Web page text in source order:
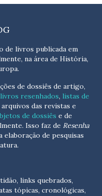
de livros publicada em
na área de História,
de dossiês de artigo,
resenhados, listas de
das revistas e
de dossiês e de
. Isso faz de Resenha
de pesquisas
links quebrados,
tópicas, cronológicas,